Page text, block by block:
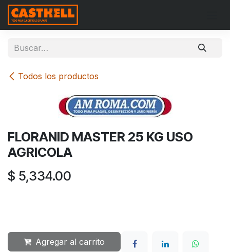
Ir al contenido
Todos los productos
FLORANID MASTER 25 KG USO
AGRICOLA
$ 5,334.00
Agregar al carrito